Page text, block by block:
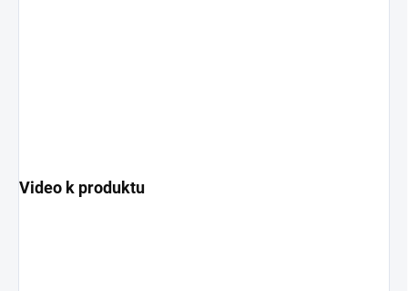
Video k produktu